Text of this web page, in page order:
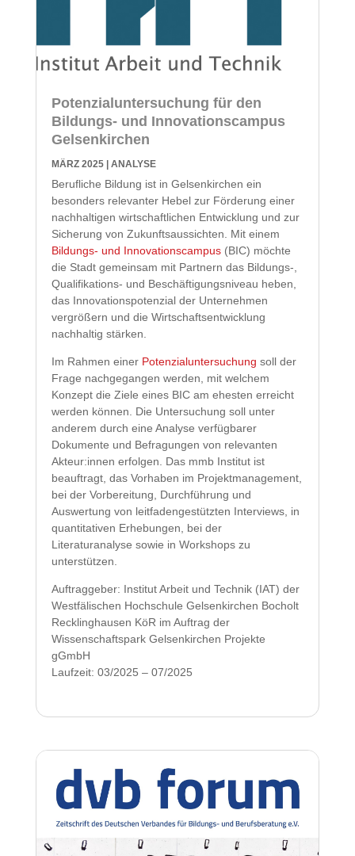
Potenzialuntersuchung für den
Bildungs- und Innovationscampus
Gelsenkirchen
MÄRZ 2025| ANALYSE
Berufliche Bildung ist in Gelsenkirchen ein
besonders relevanter Hebel zur Förderung einer
nachhaltigen wirtschaftlichen Entwicklung und zur
Sicherung von Zukunftsaussichten. Mit einem
Bildungs- und Innovationscampus(BIC) möchte
die Stadt gemeinsam mit Partnern das Bildungs-,
Qualifikations- und Beschäftigungsniveau heben,
das Innovationspotenzial der Unternehmen
vergrößern und die Wirtschaftsentwicklung
nachhaltig stärken.
Im Rahmen einer Potenzialuntersuchung soll der
Frage nachgegangen werden, mit welchem
Konzept die Ziele eines BIC am ehesten erreicht
werden können. Die Untersuchung soll unter
anderem durch eine Analyse verfügbarer
Dokumente und Befragungen von relevanten
Akteur:innen erfolgen. Das mmb Institut ist
beauftragt, das Vorhaben im Projektmanagement,
bei der Vorbereitung, Durchführung und
Auswertung von leitfadengestützten Interviews, in
quantitativen Erhebungen, bei der
Literaturanalyse sowie in Workshops zu
unterstützen.
Auftraggeber: Institut Arbeit und Technik (IAT) der
Westfälischen Hochschule Gelsenkirchen Bocholt
Recklinghausen KöR im Auftrag der
Wissenschaftspark Gelsenkirchen Projekte
gGmbH
Laufzeit: 03/2025 – 07/2025